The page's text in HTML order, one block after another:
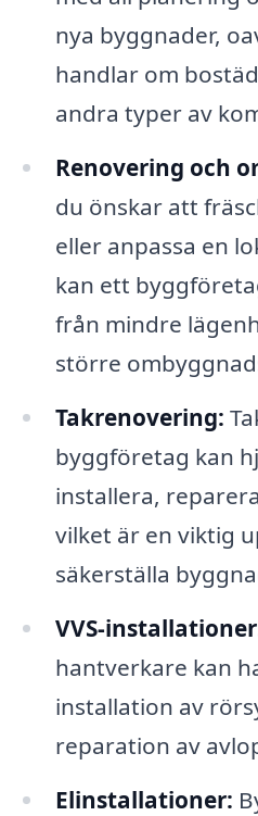
nya byggnader,
handlar om
andra typer av
Renovering och
du önskar att
eller anpassa en
kan ett
från mindre
större
Takrenovering:
byggföretag kan
installera,
vilket är en viktig
säkerställa
VVS-
hantverkare kan
installation av
reparation av
Elinstallationer: